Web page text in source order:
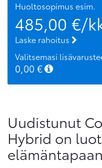
Huoltosopimus esim.
485,00 €/
Laske rahoitus
Valitsemasi
0,00 €
Uudistunut
Hybrid on
elämäntapaan